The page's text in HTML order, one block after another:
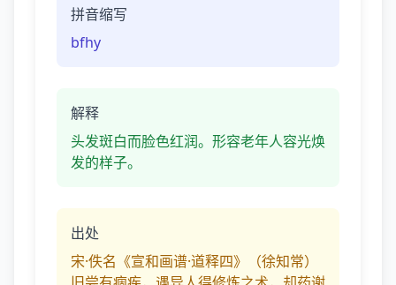
拼音缩写
bfhy
解释
头发斑白而脸色红润。形容老年人容光焕
发的样子。
出处
宋·佚名《宣和画谱·道释四》（徐知常）